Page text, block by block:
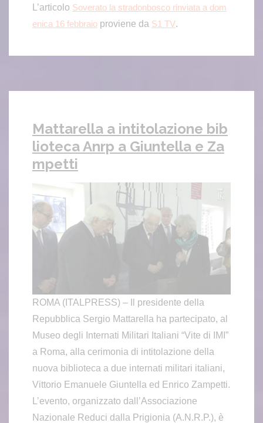
L’articolo Soverato la stradonbosco rinviata a dom
enica 16 febbraio proviene da S1 TV.
Mattarella a intitolazione bib
lioteca Anrp a Giuntella e Za
mpetti
ROMA (ITALPRESS) – Il presidente della
Repubblica Sergio Mattarella ha partecipato, al
Museo degli Internati Militari Italiani “Vite di IMI”
a Roma, alla cerimonia di intitolazione della
nuova biblioteca a due internati militari italiani,
Vittorio Emanuele Giuntella ed Enrico Zampetti.
L’evento, organizzato dall’Associazione
Nazionale Reduci dalla Prigionia (A.N.R.P.), è